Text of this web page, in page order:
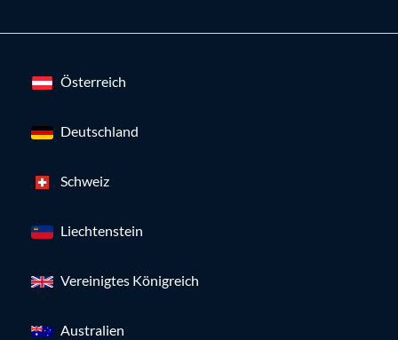
Österreich
Deutschland
Schweiz
Liechtenstein
Vereinigtes Königreich
Australien